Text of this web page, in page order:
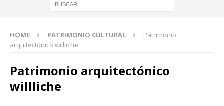
HOME PATRIMONIO CULTURAL
Patrimonio
arquitectónico willliche
Patrimonio arquitectónico
willliche